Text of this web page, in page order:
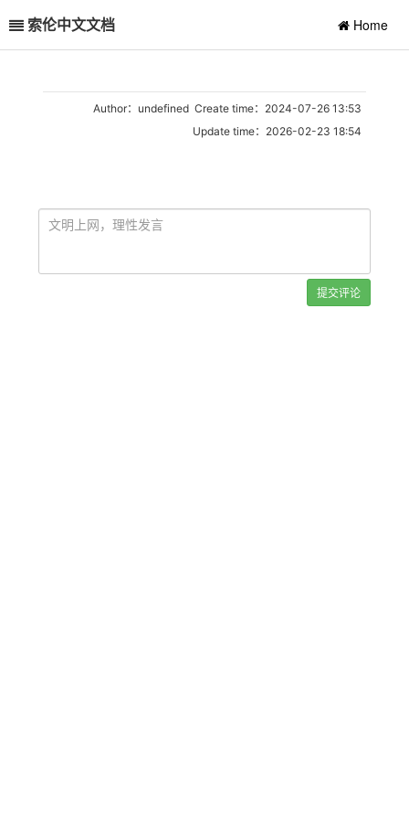
索伦中文文档 Home
Author：undefined Create time：2024-07-26 13:53
Update time：2026-02-23 18:54
提交评论